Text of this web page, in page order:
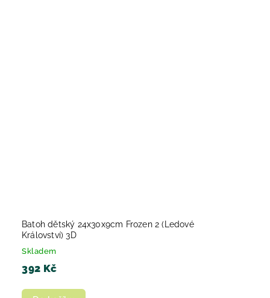
Batoh dětský 24x30x9cm Frozen 2 (Ledové
Království) 3D
Skladem
392 Kč